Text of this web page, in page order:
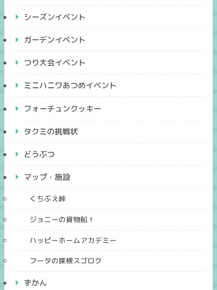
シーズンイベント
ガーデンイベント
つり大会イベント
ミニハニワあつめイベント
フォーチュンクッキー
タクミの挑戦状
どうぶつ
マップ・施設
くちぶえ峠
ジョニーの貨物船！
ハッピーホームアカデミー
フータの探検スゴロク
ずかん